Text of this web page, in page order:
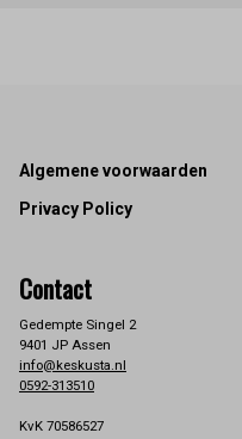
Footer
Algemene voorwaarden
Privacy Policy
Contact
Gedempte Singel 2
9401 JP Assen
info@keskusta.nl
0592-313510
KvK 70586527